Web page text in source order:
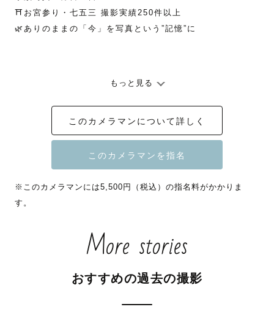
⛩️お宮参り・七五三 撮影実績250件以上
🌿ありのままの「今」を写真という”記憶”に
🚙詳しい交通費のご負担詳細につきましては、ページ最下
部をご確認ください🚙
🉐８・9月　指名料割引いたします🍉
まだまだ暑い時期の撮影は、
また、ロケーション撮影の場合はなるべく短いお時間で、
もっと見る
このカメラマンについて詳しく
※このカメラマンには5,500円（税込）の指名料がかかりま
す。
More stories
おすすめの過去の撮影